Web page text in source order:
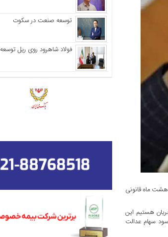
هشت ماه قانونی
هستیم این
سهام عدالت
توسعه صنعت در سکوت
فولاد شاهرود روی ریل توسعه